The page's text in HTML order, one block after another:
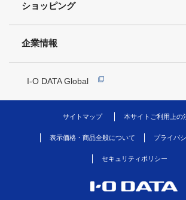
ショッピング
企業情報
I-O DATA Global
サイトマップ 本サイトご利用上の
表示価格・商品全般について プライバ
セキュリティポリシー